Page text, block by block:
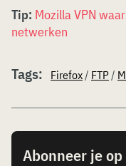
Tip: Mozilla VPN
netwerken
Tags: Firefox/ FTP/
Abonneer je